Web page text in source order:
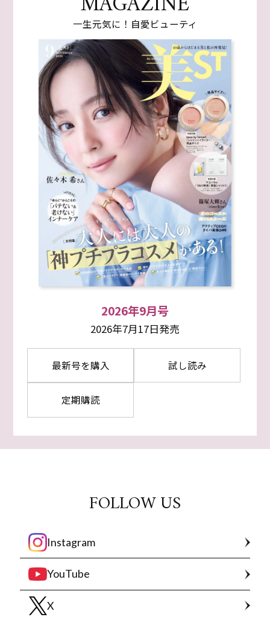
一生元気に！自愛ビューティ
2026年9月号
2026年7月17日発売
最新号を購入 試し読み
定期購読
FOLLOW US
Instagram
YouTube
X